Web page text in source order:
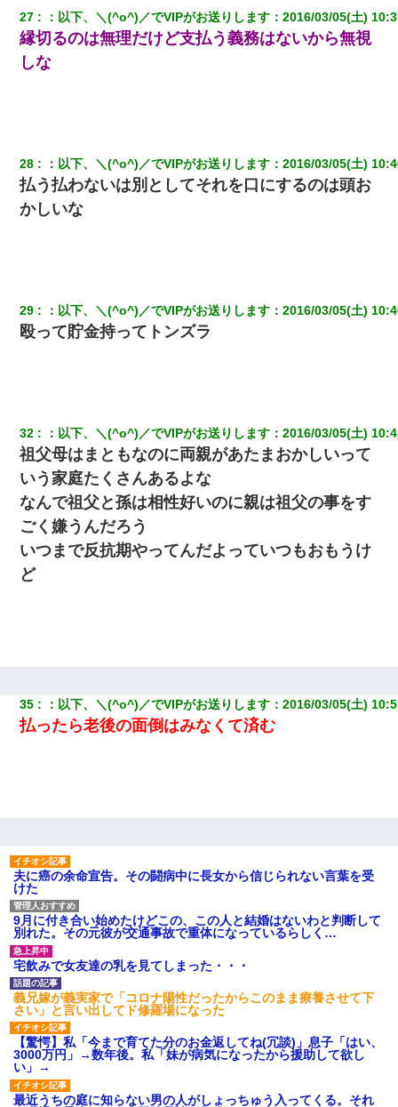
27 ： 以下、＼(^o^)／でVIPがお送りします ：2016/03/05(土)
縁切るのは無理だけど支払う義務はないから無視
しな
28 ： 以下、＼(^o^)／でVIPがお送りします ：2016/03/05(土)
払う払わないは別としてそれを口にするのは頭お
かしいな
29 ： 以下、＼(^o^)／でVIPがお送りします ：2016/03/05(土)
殴って貯金持ってトンズラ
32 ： 以下、＼(^o^)／でVIPがお送りします ：2016/03/05(土)
祖父母はまともなのに両親があたまおかしいって
いう家庭たくさんあるよな
なんで祖父と孫は相性好いのに親は祖父の事をす
ごく嫌うんだろう
いつまで反抗期やってんだよっていつもおもうけ
ど
35 ： 以下、＼(^o^)／でVIPがお送りします ：2016/03/05(土)
払ったら老後の面倒はみなくて済む
夫に癌の余命宣告。その闘病中に長女から信じられない言葉を受
けた
9月に付き合い始めたけどこの、この人と結婚はないわと判断して
別れた。その元彼が交通事故で重体になっているらしく…
宅飲みで女友達の乳を見てしまった・・・
義兄嫁が義実家で「コロナ陽性だったからこのまま療養させて下
さい」と言い出してド修羅場になった
【驚愕】私「今まで育てた分のお金返してね(冗談)」息子「はい、
3000万円」→数年後。私「妹が病気になったから援助して欲し
い」→
最近うちの庭に知らない男の人がしょっちゅう入ってくる。それ